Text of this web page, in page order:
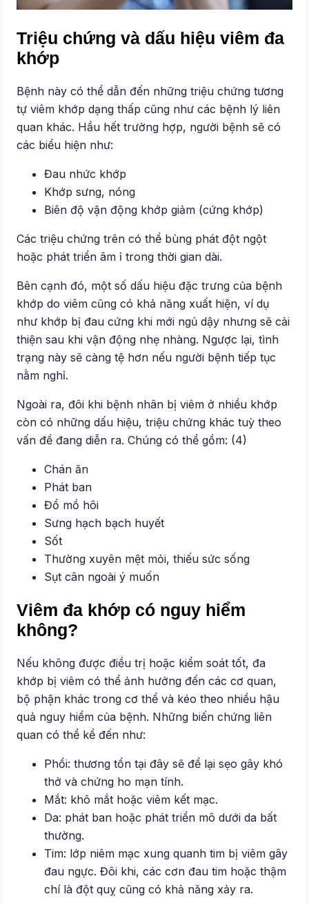
Triệu chứng và dấu hiệu viêm đa
khớp
Bệnh này có thể dẫn đến những triệu chứng tương
tự viêm khớp dạng thấp cũng như các bệnh lý liên
quan khác. Hầu hết trường hợp, người bệnh sẽ có
các biểu hiện như:
Đau nhức khớp
Khớp sưng, nóng
Biên độ vận động khớp giảm (cứng khớp)
Các triệu chứng trên có thể bùng phát đột ngột
hoặc phát triển âm ỉ trong thời gian dài.
Bên cạnh đó, một số dấu hiệu đặc trưng của bệnh
khớp do viêm cũng có khả năng xuất hiện, ví dụ
như khớp bị đau cứng khi mới ngủ dậy nhưng sẽ cải
thiện sau khi vận động nhẹ nhàng. Ngược lại, tình
trạng này sẽ càng tệ hơn nếu người bệnh tiếp tục
nằm nghỉ.
Ngoài ra, đôi khi bệnh nhân bị viêm ở nhiều khớp
còn có những dấu hiệu, triệu chứng khác tuỳ theo
vấn đề đang diễn ra. Chúng có thể gồm: (4)
Chán ăn
Phát ban
Đổ mồ hôi
Sưng hạch bạch huyết
Sốt
Thường xuyên mệt mỏi, thiếu sức sống
Sụt cân ngoài ý muốn
Viêm đa khớp có nguy hiểm
không?
Nếu không được điều trị hoặc kiểm soát tốt, đa
khớp bị viêm có thể ảnh hưởng đến các cơ quan,
bộ phận khác trong cơ thể và kéo theo nhiều hậu
quả nguy hiểm của bệnh. Những biến chứng liên
quan có thể kể đến như:
Phổi: thương tổn tại đây sẽ để lại sẹo gây khó
thở và chứng ho mạn tính.
Mắt: khô mắt hoặc viêm kết mạc.
Da: phát ban hoặc phát triển mô dưới da bất
thường.
Tim: lớp niêm mạc xung quanh tim bị viêm gây
đau ngực. Đôi khi, các cơn đau tim hoặc thậm
chí là đột quỵ cũng có khả năng xảy ra.